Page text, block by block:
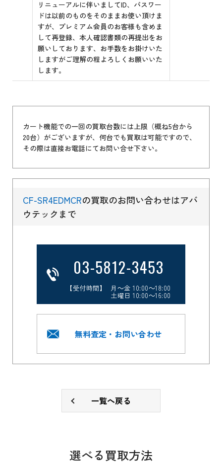
リニューアルに伴いましてID、パスワー
ドは以前のものをそのままお使い頂けま
すが、プレミアム会員のお客様も含めま
して再登録、本人確認書類の再提出をお
願いしております、お手数をお掛けいた
しますがご理解の程よろしくお願いいた
します。
カート機能での一回の買取台数には上限（概ね5台から
20台）がございますが、何台でも買取は可能ですので、
その際は直接お電話にてお問い合せ下さい。
CF-SR4EDMCRの買取のお問い合わせはアバ
ウテックまで
03-5812-3453
【受付時間】 月～金 10:00～18:00
土曜日 10:00～16:00
無料査定・お問い合わせ
一覧へ戻る
選べる買取方法